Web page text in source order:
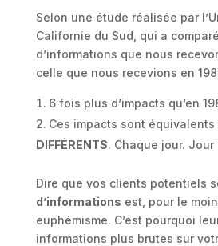
Selon une étude réalisée par
Californie du Sud, qui a
d’informations que nous
celle que nous recevions en
6 fois plus d’impacts qu’en
Ces impacts sont équivalents
DIFFÉRENTS. Chaque jour. Jour
Dire que vos clients potentiels
d’informations est, pour le
euphémisme. C’est pourquoi
informations plus brutes sur